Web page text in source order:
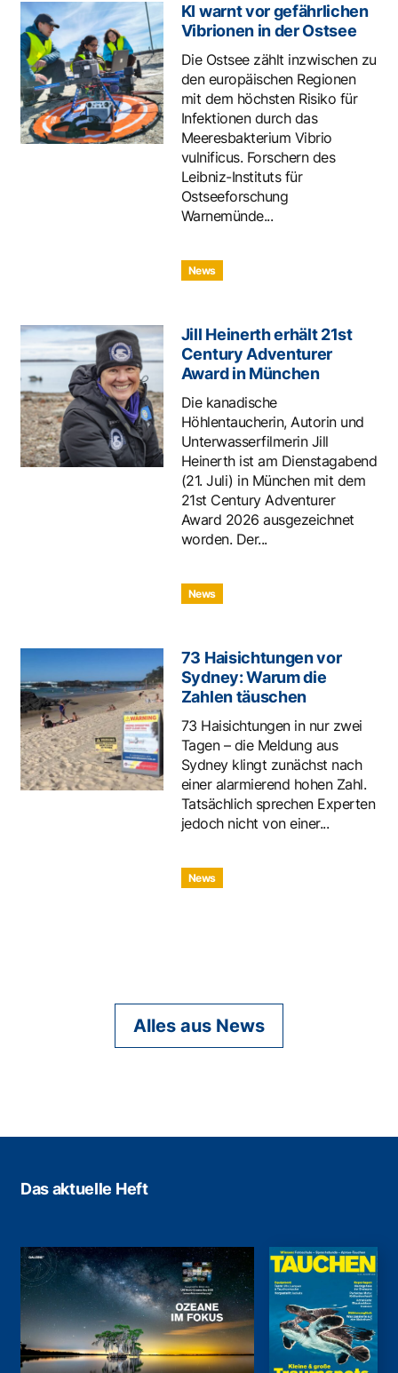
KI warnt vor gefährlichen
Vibrionen in der Ostsee
Die Ostsee zählt inzwischen zu
den europäischen Regionen
mit dem höchsten Risiko für
Infektionen durch das
Meeresbakterium Vibrio
vulnificus. Forschern des
Leibniz-Instituts für
Ostseeforschung
Warnemünde...
News
Jill Heinerth erhält 21st
Century Adventurer
Award in München
Die kanadische
Höhlentaucherin, Autorin und
Unterwasserfilmerin Jill
Heinerth ist am Dienstagabend
(21. Juli) in München mit dem
21st Century Adventurer
Award 2026 ausgezeichnet
worden. Der...
News
73 Haisichtungen vor
Sydney: Warum die
Zahlen täuschen
73 Haisichtungen in nur zwei
Tagen – die Meldung aus
Sydney klingt zunächst nach
einer alarmierend hohen Zahl.
Tatsächlich sprechen Experten
jedoch nicht von einer...
News
Alles aus News
Das aktuelle Heft